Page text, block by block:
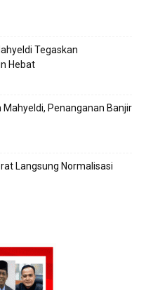
Tegaskan
Hebat
Penanganan Banjir
Langsung Normalisasi